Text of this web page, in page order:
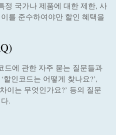
정 국가나 제품에 대한 제한, 사
를 준수하여야만 할인 혜택을
드에 관한 자주 묻는 질문들과
인코드는 어떻게 찾나요?’,
이는 무엇인가요?’ 등의 질문
.